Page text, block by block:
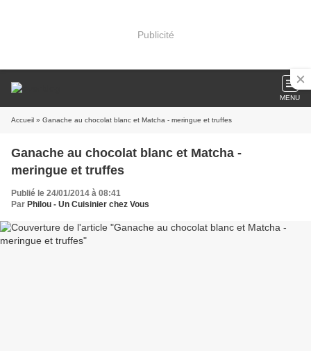
Publicité
MENU
Accueil » Ganache au chocolat blanc et Matcha - meringue et truffes
Ganache au chocolat blanc et Matcha -
meringue et truffes
Publié le 24/01/2014 à 08:41
Par Philou - Un Cuisinier chez Vous